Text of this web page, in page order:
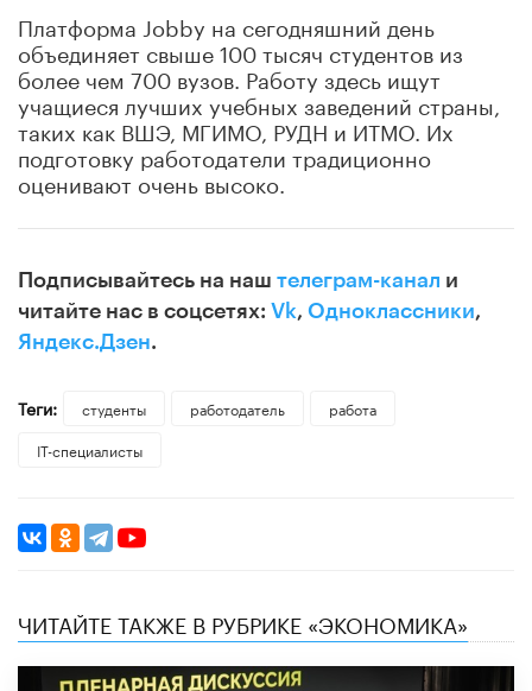
Платформа Jobby на сегодняшний день
объединяет свыше 100 тысяч студентов из
более чем 700 вузов. Работу здесь ищут
учащиеся лучших учебных заведений страны,
таких как ВШЭ, МГИМО, РУДН и ИТМО. Их
подготовку работодатели традиционно
оценивают очень высоко.
Подписывайтесь на наш телеграм-канал и
читайте нас в соцсетях: Vk, Одноклассники,
Яндекс.Дзен.
Теги: студенты работодатель
работа
IT-специалисты
ЧИТАЙТЕ ТАКЖЕ В РУБРИКЕ «ЭКОНОМИКА»